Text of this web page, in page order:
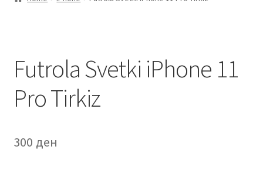
Sample Page
Детали за испорака
Контакт
Futrola Svetki iPhone 11
Pro Tirkiz
300 ден